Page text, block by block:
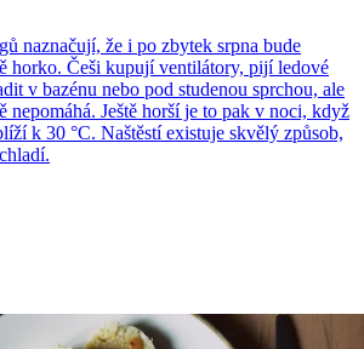
naznačují, že i po zbytek srpna bude
horko. Češi kupují ventilátory, pijí ledové
v bazénu nebo pod studenou sprchou, ale
nepomáhá. Ještě horší je to pak v noci, když
k 30 °C. Naštěstí existuje skvělý způsob,